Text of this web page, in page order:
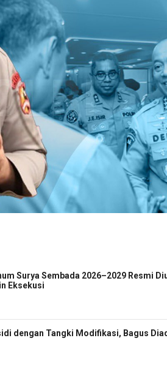
Surya Sembada 2026–2029 Resmi
Eksekusi
dengan Tangki Modifikasi, Bagus